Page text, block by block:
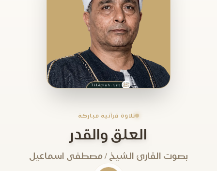
تلاوة قرآنية مباركة
العلق والقدر
بصوت القارئ الشيخ / مصطفى اسماعيل